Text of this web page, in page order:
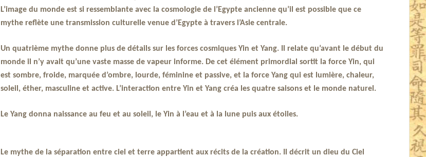
L’image du monde est si ressemblante avec la cosmologie de l’Egypte ancienne qu’il est possible que ce
mythe reflète une transmission culturelle venue d’Egypte à travers l’Asie centrale.
Un quatrième mythe donne plus de détails sur les forces cosmiques Yin et Yang. Il relate qu’avant le début du
monde il n’y avait qu’une vaste masse de vapeur informe. De cet élément primordial sortit la force Yin, qui
est sombre, froide, marquée d’ombre, lourde, féminine et passive, et la force Yang qui est lumière, chaleur,
soleil, éther, masculine et active. L’interaction entre Yin et Yang créa les quatre saisons et le monde naturel.
Le Yang donna naissance au feu et au soleil, le Yin à l’eau et à la lune puis aux étoiles.
Le mythe de la séparation entre ciel et terre appartient aux récits de la création. Il décrit un dieu du Ciel